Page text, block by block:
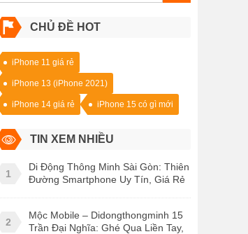
CHỦ ĐỀ HOT
iPhone 11 giá rẻ
iPhone 13 (iPhone 2021)
iPhone 14 giá rẻ iPhone 15 có gì mới
TIN XEM NHIỀU
1
Di Động Thông Minh Sài Gòn: Thiên
Đường Smartphone Uy Tín, Giá Rẻ
2
Mộc Mobile – Didongthongminh 15
Trần Đại Nghĩa: Ghé Qua Liền Tay,